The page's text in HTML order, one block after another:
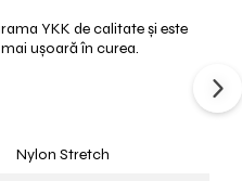
YKK de calitate și este
ușoară în curea.
Nylon Stretch